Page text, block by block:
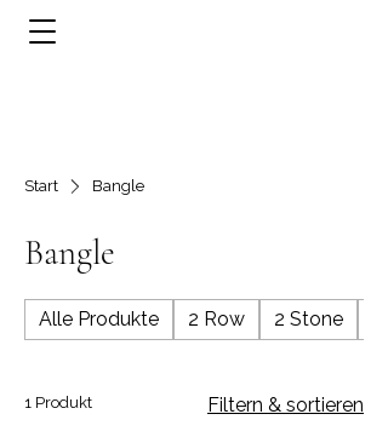
Start Bangle
Bangle
Alle Produkte 2 Row 2 Stone
1 Produkt Filtern & sortieren